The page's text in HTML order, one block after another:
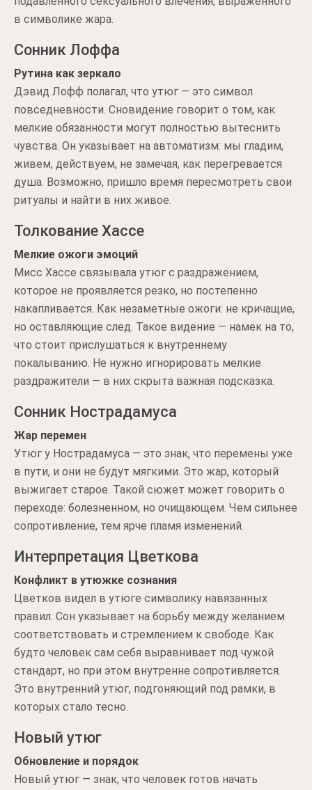
в символике жара.
Сонник Лоффа
Рутина как зеркало
Дэвид Лофф полагал, что утюг — это символ
повседневности. Сновидение говорит о том, как
мелкие обязанности могут полностью вытеснить
чувства. Он указывает на автоматизм: мы гладим,
живем, действуем, не замечая, как перегревается
душа. Возможно, пришло время пересмотреть свои
ритуалы и найти в них живое.
Толкование Хассе
Мелкие ожоги эмоций
Мисс Хассе связывала утюг с раздражением,
которое не проявляется резко, но постепенно
накапливается. Как незаметные ожоги: не кричащие,
но оставляющие след. Такое видение — намек на то,
что стоит прислушаться к внутреннему
покалыванию. Не нужно игнорировать мелкие
раздражители — в них скрыта важная подсказка.
Сонник Нострадамуса
Жар перемен
Утюг у Нострадамуса — это знак, что перемены уже
в пути, и они не будут мягкими. Это жар, который
выжигает старое. Такой сюжет может говорить о
переходе: болезненном, но очищающем. Чем сильнее
сопротивление, тем ярче пламя изменений.
Интерпретация Цветкова
Конфликт в утюжке сознания
Цветков видел в утюге символику навязанных
правил. Сон указывает на борьбу между желанием
соответствовать и стремлением к свободе. Как
будто человек сам себя выравнивает под чужой
стандарт, но при этом внутренне сопротивляется.
Это внутренний утюг, подгоняющий под рамки, в
которых стало тесно.
Новый утюг
Обновление и порядок
Новый утюг — знак, что человек готов начать